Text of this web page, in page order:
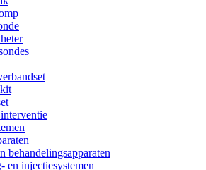
behandelingsapparaten
en injectiesystemen